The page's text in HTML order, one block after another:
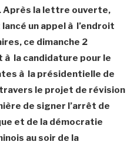
Après la lettre ouverte,
un appel à l’endroit
ce dimanche 2
à la candidature pour le
à la présidentielle de
le projet de révision
de signer l’arrêt de
et de la démocratie
au soir de la